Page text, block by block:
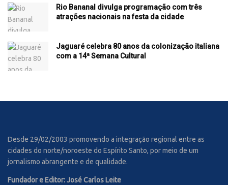
Rio Bananal divulga programação com três
atrações nacionais na festa da cidade
Jaguaré celebra 80 anos da colonização italiana
com a 14ª Semana Cultural
Desde 29/02/2003 promovendo a integração regional entre as
cidades do norte/noroeste do Espírito Santo, por meio de um
jornalismo abrangente e de qualidade.
Fundador e Editor: José Carlos Leite